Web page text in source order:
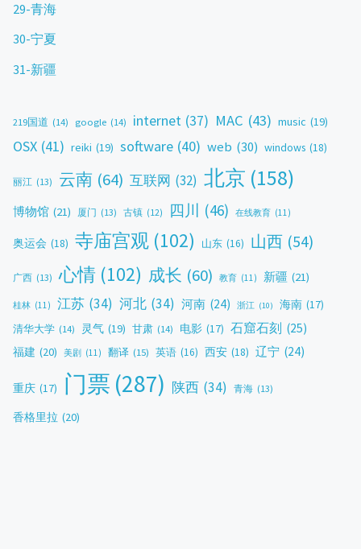
29-青海
30-宁夏
31-新疆
219国道 (14) google (14) internet (37) MAC (43) music (19)
OSX (41) reiki (19) software (40) web (30) windows (18)
丽江 (13) 云南 (64) 互联网 (32) 北京 (158)
博物馆 (21) 厦门 (13) 古镇 (12) 四川 (46) 在线教育 (11)
奥运会 (18) 寺庙宫观 (102) 山东 (16) 山西 (54)
广西 (13) 心情 (102) 成长 (60) 教育 (11) 新疆 (21)
桂林 (11) 江苏 (34) 河北 (34) 河南 (24) 浙江 (10) 海南 (17)
清华大学 (14) 灵气 (19) 甘肃 (14) 电影 (17) 石窟石刻 (25)
福建 (20) 美剧 (11) 翻译 (15) 英语 (16) 西安 (18) 辽宁 (24)
重庆 (17) 门票 (287) 陕西 (34) 青海 (13)
香格里拉 (20)